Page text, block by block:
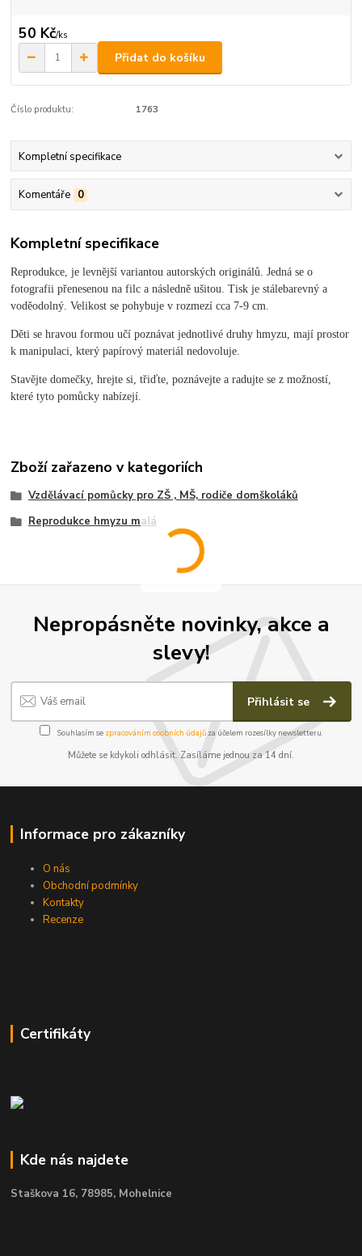
50 Kč/ks
Přidat do košíku
Číslo produktu: 1763
Kompletní specifikace
Komentáře 0
Kompletní specifikace
Reprodukce, je levnější variantou autorských originálů. Jedná se o
fotografii přenesenou na filc a následně ušitou. Tisk je stálebarevný a
voděodolný. Velikost se pohybuje v rozmezí cca 7-9 cm.
Děti se hravou formou učí poznávat jednotlivé druhy hmyzu, mají prostor
k manipulaci, který papírový materiál nedovoluje.
Stavějte domečky, hrejte si, třiďte, poznávejte a radujte se z možností,
které tyto pomůcky nabízejí.
Zboží zařazeno v kategoriích
Vzdělávací pomůcky pro ZŠ , MŠ, rodiče domškoláků
Reprodukce hmyzu malá
Nepropásněte novinky, akce a
slevy!
Přihlásit se
Souhlasím se zpracováním osobních údajůza účelem rozesílky newsletteru.
Můžete se kdykoli odhlásit. Zasíláme jednou za 14 dní.
Informace pro zákazníky
O nás
Obchodní podmínky
Kontakty
Recenze
Certifikáty
Kde nás najdete
Staškova 16, 78985, Mohelnice